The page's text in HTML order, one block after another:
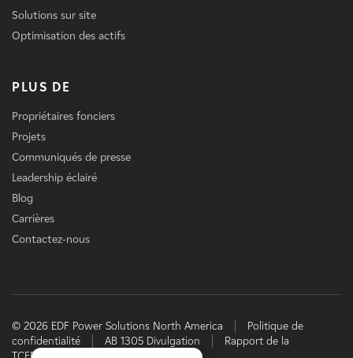
Solutions sur site
Optimisation des actifs
PLUS DE
Propriétaires fonciers
Projets
Communiqués de presse
Leadership éclairé
Blog
Carrières
Contactez-nous
© 2026 EDF Power Solutions North America
Politique de
confidentialité
AB 1305 Divulgation
Rapport de la